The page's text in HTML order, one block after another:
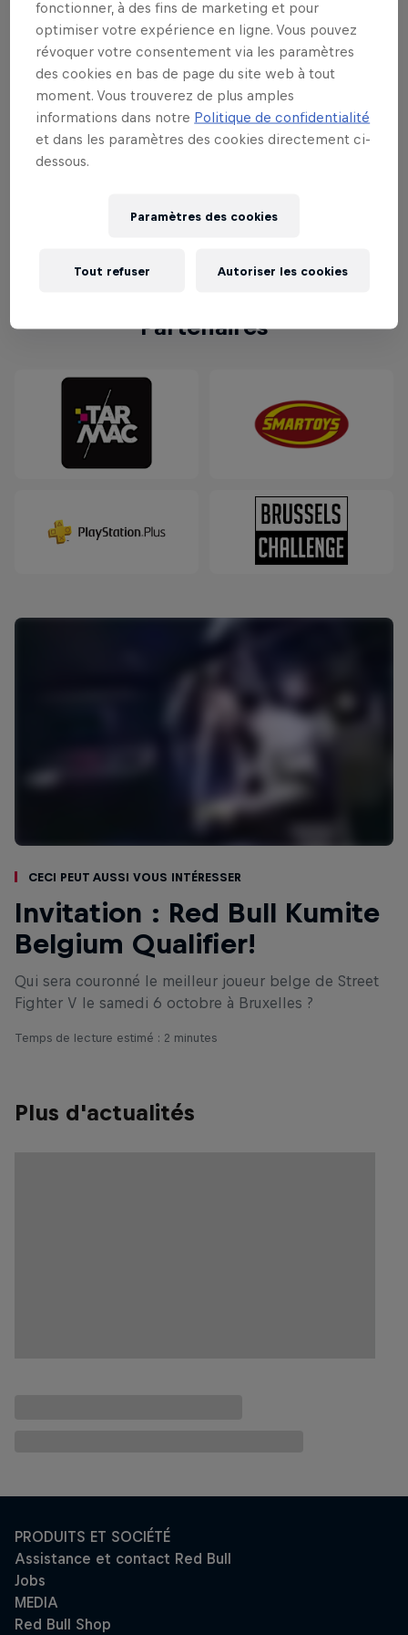
spectaculaires, la concentration était de
mise auprès des joueurs. Le gagnant ?
Takamura de Bruxelles. Il pourra
représenter notre pays en novembre au
cours de la finale mondiale du Red Bull
Kumite qui aura lieu à Paris.
Partenaires
Ceci peut aussi vous intéresser
Invitation : Red Bull Kumite
Belgium Qualifier!
Qui sera couronné le meilleur joueur belge de Street
Fighter V le samedi 6 octobre à Bruxelles ?
Temps de lecture estimé : 2 minutes
Plus d'actualités
fonctionner, à des fins de marketing et pour
optimiser votre expérience en ligne. Vous pouvez
révoquer votre consentement via les paramètres
des cookies en bas de page du site web à tout
moment. Vous trouverez de plus amples
informations dans notre Politique de confidentialité
et dans les paramètres des cookies directement ci-
dessous.
Paramètres des cookies
Tout refuser Autoriser les cookies